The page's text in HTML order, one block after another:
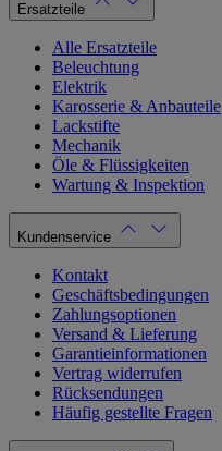
Ersatzteile
Alle Ersatzteile
Beleuchtung
Elektrik
Karosserie & Anbauteile
Lackstifte
Mechanik
Öle & Flüssigkeiten
Wartung & Inspektion
Kundenservice
Kontakt
Geschäftsbedingungen
Zahlungsoptionen
Versand & Lieferung
Garantieinformationen
Vertrag widerrufen
Rücksendungen
Häufig gestellte Fragen